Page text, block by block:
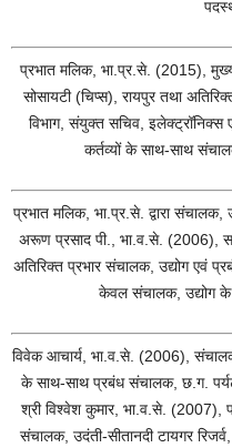
प्रभात मलिक, भा.प्र.से. (2015),
सोसायटी (चिप्स), रायपुर तथा
विभाग, संयुक्त सचिव, इलेक्ट्रॉनिक्स
कर्तव्यों के साथ-साथ
प्रभात मलिक, भा.प्र.से. द्वारा संचालक,
अरूण प्रसाद पी., भा.व.से. (2006),
अतिरिक्त प्रभार संचालक, उद्योग एवं
केवल संचालक, उद्योग के
विवेक आचार्य, भा.व.से. (2006),
के साथ-साथ प्रबंध संचालक, छ.ग.
श्री विश्वेश कुमार, भा.व.से. (2007),
संचालक, उदंती-सीतानदी टायगर